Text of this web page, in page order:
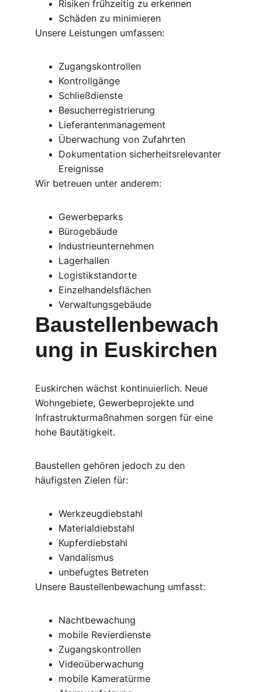
Risiken frühzeitig zu erkennen
Schäden zu minimieren
Unsere Leistungen umfassen:
Zugangskontrollen
Kontrollgänge
Schließdienste
Besucherregistrierung
Lieferantenmanagement
Überwachung von Zufahrten
Dokumentation sicherheitsrelevanter
Ereignisse
Wir betreuen unter anderem:
Gewerbeparks
Bürogebäude
Industrieunternehmen
Lagerhallen
Logistikstandorte
Einzelhandelsflächen
Verwaltungsgebäude
Baustellenbewach
ung in Euskirchen
Euskirchen wächst kontinuierlich. Neue
Wohngebiete, Gewerbeprojekte und
Infrastrukturmaßnahmen sorgen für eine
hohe Bautätigkeit.
Baustellen gehören jedoch zu den
häufigsten Zielen für:
Werkzeugdiebstahl
Materialdiebstahl
Kupferdiebstahl
Vandalismus
unbefugtes Betreten
Unsere Baustellenbewachung umfasst:
Nachtbewachung
mobile Revierdienste
Zugangskontrollen
Videoüberwachung
mobile Kameratürme